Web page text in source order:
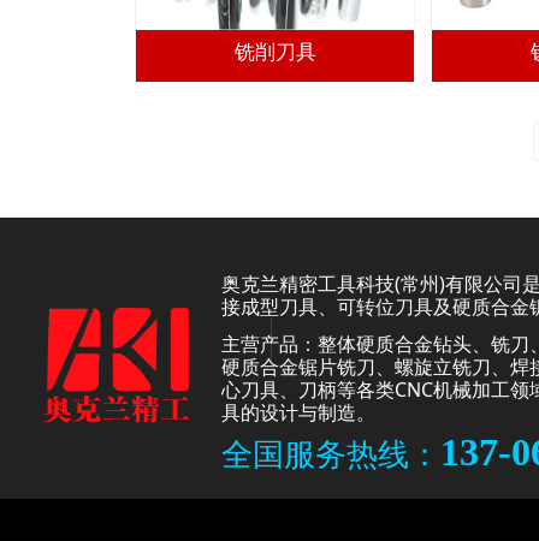
铣削刀具
奥克兰精密工具科技(常州)有限公司
接成型刀具、可转位刀具及硬质合
主营产品：整体硬质合金钻头、铣
硬质合金锯片铣刀、螺旋立铣刀、
心刀具、刀柄等各类CNC机械加工
具的设计与制造。
全国服务热线： 137-